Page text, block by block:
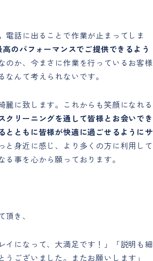
電話に出ることで作業が止まってしま
のパフォーマンスでご提供できるよう
のか、今まさに作業を行っているお客様
んて考えられないです。
に致します。これからも笑顔になれる
クリーニングを通して皆様とお会いでき
とともに皆様が快適に過ごせるようにサ
と身近に感じ、より多くの方に利用して
事を心から願っております。
き、
になって、大満足です！」「説明も細
ございました。またお願いします」